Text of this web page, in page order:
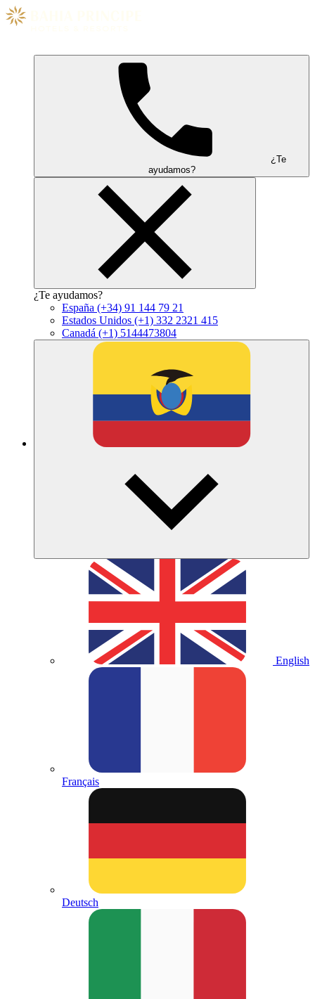
¿Te
ayudamos?
¿Te ayudamos?
España (+34) 91 144 79 21
Estados Unidos (+1) 332 2321 415
Canadá (+1) 5144473804
English
Français
Deutsch